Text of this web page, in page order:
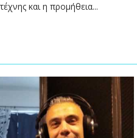
και η προμήθεια...